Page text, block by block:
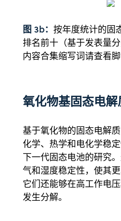
图 3b： 按年度统计的固
排名前十（基于发表量
内容合集缩写词请查看脚
氧化物基固态电解
基于氧化物的固态电解
化学、热学和电化学稳
下一代固态电池的研究
气和湿度稳定性，使其
它们还能够在高工作电
发生分解。